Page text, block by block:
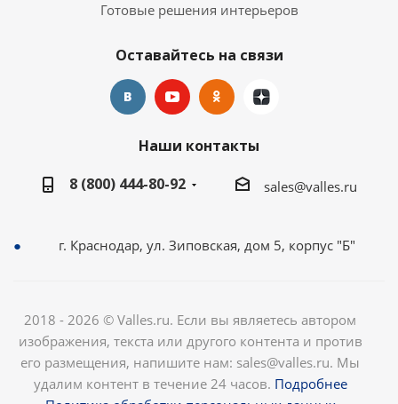
Готовые решения интерьеров
Оставайтесь на связи
Наши контакты
8 (800) 444-80-92
sales@valles.ru
г. Краснодар, ул. Зиповская, дом 5, корпус "Б"
2018 - 2026 © Valles.ru. Если вы являетесь автором
изображения, текста или другого контента и против
его размещения, напишите нам: sales@valles.ru. Мы
удалим контент в течение 24 часов. Подробнее